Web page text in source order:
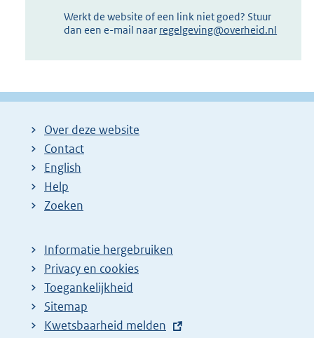
Werkt de website of een link niet goed? Stuur
dan een e-mail naar regelgeving@overheid.nl
Over deze website
Contact
English
Help
Zoeken
Informatie hergebruiken
Privacy en cookies
Toegankelijkheid
Sitemap
E
Kwetsbaarheid melden